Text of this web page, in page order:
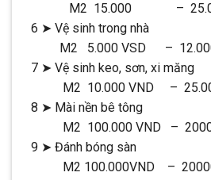
M2 15.000 –
6 ➤ Vệ sinh
M2 5.000 VSD –
7 ➤ Vệ sinh keo,
M2 10.000 VND –
8 ➤ Mài nền
M2 100.000 VND –
9 ➤ Đánh
M2 100.000VND –